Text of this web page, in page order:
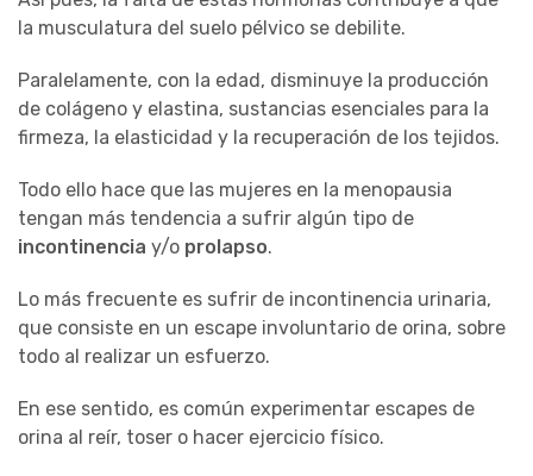
la musculatura del suelo pélvico se debilite.
Paralelamente, con la edad, disminuye la producción
de colágeno y elastina, sustancias esenciales para la
firmeza, la elasticidad y la recuperación de los tejidos.
Todo ello hace que las mujeres en la menopausia
tengan más tendencia a sufrir algún tipo de
incontinencia y/o prolapso.
Lo más frecuente es sufrir de incontinencia urinaria,
que consiste en un escape involuntario de orina, sobre
todo al realizar un esfuerzo.
En ese sentido, es común experimentar escapes de
orina al reír, toser o hacer ejercicio físico.